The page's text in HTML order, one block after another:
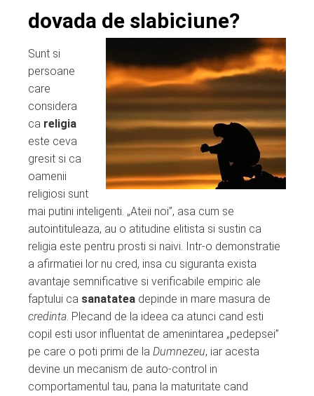
dovada de slabiciune?
Sunt si
persoane
care
considera
ca religia
este ceva
gresit si ca
oamenii
religiosi sunt
mai putini inteligenti. „Ateii noi”, asa cum se
autointituleaza, au o atitudine elitista si sustin ca
religia este pentru prosti si naivi. Intr-o demonstratie
a afirmatiei lor nu cred, insa cu siguranta exista
avantaje semnificative si verificabile empiric ale
faptului ca sanatatea depinde in mare masura de
credinta. Plecand de la ideea ca atunci cand esti
copil esti usor influentat de amenintarea „pedepsei”
pe care o poti primi de la Dumnezeu, iar acesta
devine un mecanism de auto-control in
comportamentul tau, pana la maturitate cand